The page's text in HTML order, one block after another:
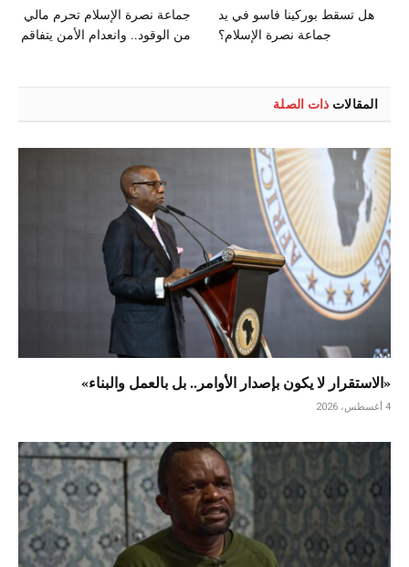
هل تسقط بوركينا فاسو في يد
جماعة نصرة الإسلام؟
جماعة نصرة الإسلام تحرم مالي
من الوقود.. وانعدام الأمن يتفاقم
المقالات ذات الصلة
«الاستقرار لا يكون بإصدار الأوامر.. بل بالعمل والبناء»
4 أغسطس، 2026